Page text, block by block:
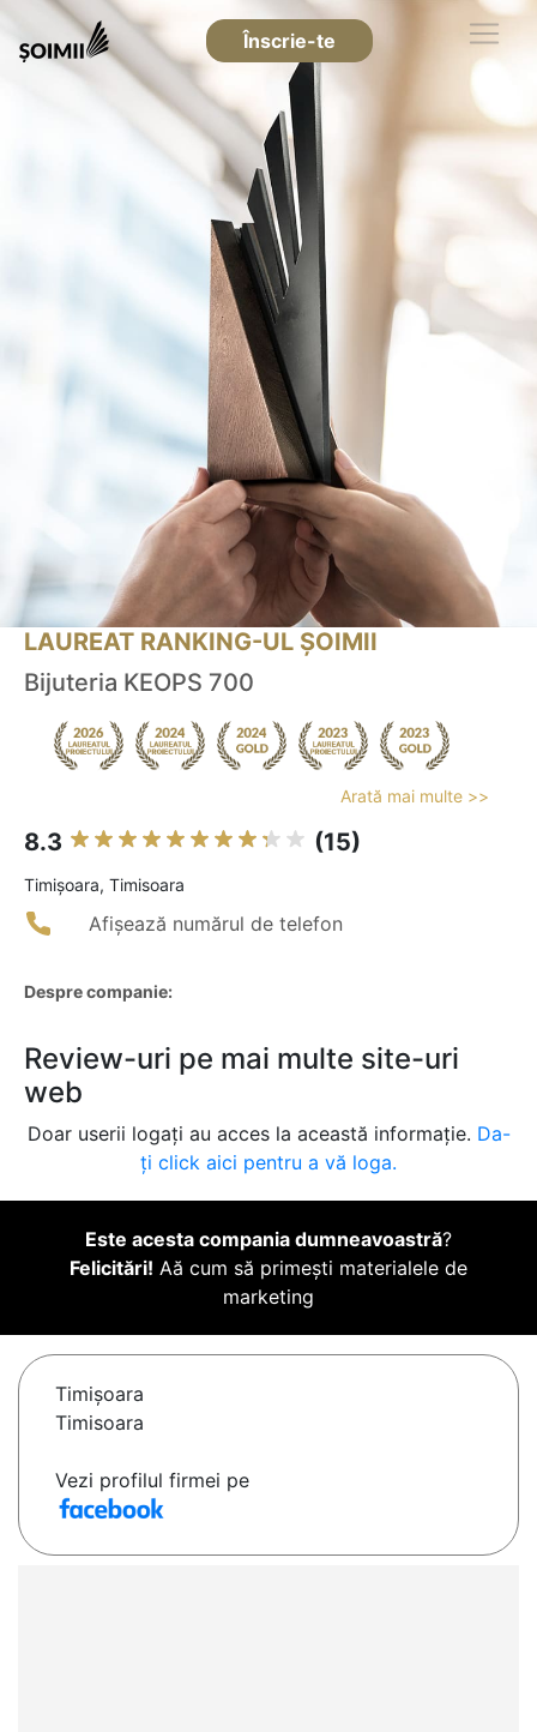
Înscrie-te
LAUREAT RANKING-UL ȘOIMII
Bijuteria KEOPS 700
Arată mai multe >>
8.3 (15)
Timişoara, Timisoara
Afișează numărul de telefon
Despre companie:
Review-uri pe mai multe site-uri
web
Doar userii logați au acces la această informație. Da-
ți click aici pentru a vă loga.
Este acesta compania dumneavoastră?
Felicitări! Aă cum să primești materialele de
marketing
Timişoara
Timisoara
Vezi profilul firmei pe